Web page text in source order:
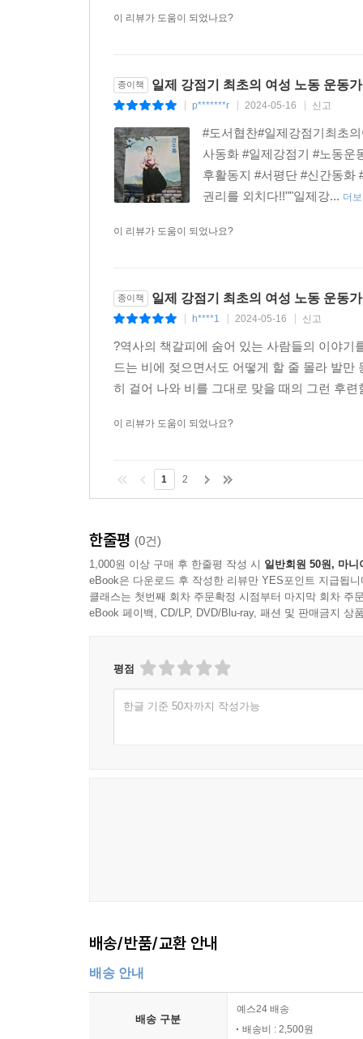
활동하며 자신의 삶을 개척해 나간 여성들이 있
2. 다른 인물 이야기와 무엇이 다를까요?
인물이 살던 시대와 역사적 사건을 연대기적
3. 인물 이야기로 어떻게 역사 공부를 할 수 있을까
이야기 앞에 ‘인물 관계도’와 ‘연표’를 넣어 인
시대의 역사적 사건을 알려 주는 ‘그때 그 사건’,
이 리뷰가 도움이 되었나요?
종이책 일제 강점기 최초의 여성 노동 운동
p*******r 2024-05-16 신고
#도서협찬#일제강점기최초
사동화 #일제강점기 #노동운
후활동지 #서평단 #신간동화
권리를 외치다!!""일제강... 더
이 리뷰가 도움이 되었나요?
종이책 일제 강점기 최초의 여성 노동 운동
h****1 2024-05-16 신고
?역사의 책갈피에 숨어 있는 사람들의 이야기
드는 비에 젖으면서도 어떻게 할 줄 몰라 발
히 걸어 나와 비를 그대로 맞을 때의 그런 후
이 리뷰가 도움이 되었나요?
1 2
한줄평 (0건)
1,000원 이상 구매 후 한줄평 작성 시 일반회원 50원, 마니
eBook은 다운로드 후 작성한 리뷰만 YES포인트 지급됩니
클래스는 첫번째 회차 주문확정 시점부터 마지막 회차 주
eBook 페이백, CD/LP, DVD/Blu-ray, 패션 및 판매금지 상
평점
한글 기준 50자까지 작성가능
배송/반품/교환 안내
배송 안내
배송 구분
예스24 배송
배송비 : 2,500원